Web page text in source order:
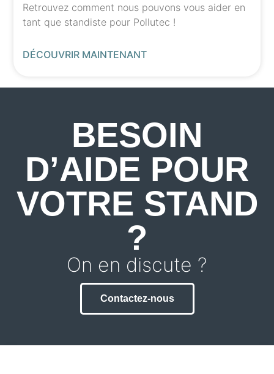
Retrouvez comment nous pouvons vous aider en
tant que standiste pour Pollutec !
DÉCOUVRIR MAINTENANT
BESOIN
D’AIDE POUR
VOTRE STAND
?
On en discute ?
Contactez-nous